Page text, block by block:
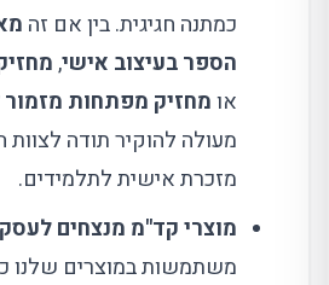
כמתנה חגיגית. בין אם זה
הספר בעיצוב אישי,
אומחזיק מפתחות
מעולה להוקיר תודה לצוות
מזכרת אישית לתלמידים.
מוצרי קד"מ מנצחים
משתמשות במוצרים שלנו